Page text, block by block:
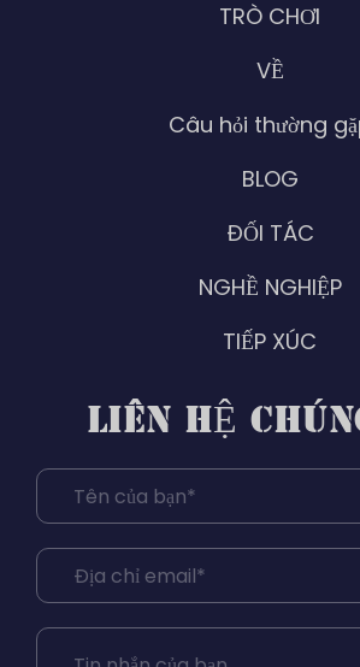
TRÒ CHƠI
VỀ
Câu hỏi thường
BLOG
ĐỐI TÁC
NGHỀ NGHIỆP
TIẾP XÚC
LIÊN HỆ